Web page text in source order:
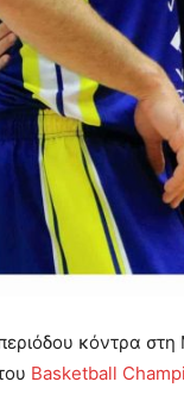
κόντρα
Basketball